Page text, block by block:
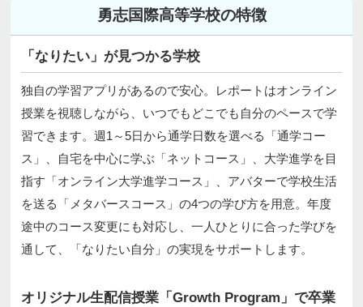
勇志国際高等学校の特徴
「なりたい」が見つかる学校
独自の学習アプリがあるので安心。レポートはオンライン
授業を視聴しながら、いつでもどこでも自分のペースで学
習できます。週1～5日から通学日数を選べる「通学コー
ス」、自宅を中心に学ぶ「ネットコース」、大学進学を目
指す「オンライン大学進学コース」、アバターで学校生活
を送る「メタバースコース」の4つの学び方を用意。年度
途中のコース変更にも対応し、一人ひとりに合った学びを
通して、「なりたい自分」の実現をサポートします。
オリジナル生配信授業「Growth Program」で卒業